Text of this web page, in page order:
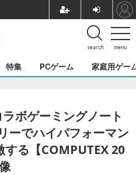
menu
search
特集 PCゲーム 家庭用ゲー
ボゲーミングノート
ーでハイパフォーマン
る【COMPUTEX 20